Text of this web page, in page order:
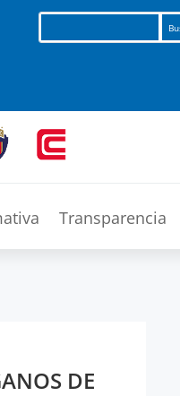
Transparencia
DE